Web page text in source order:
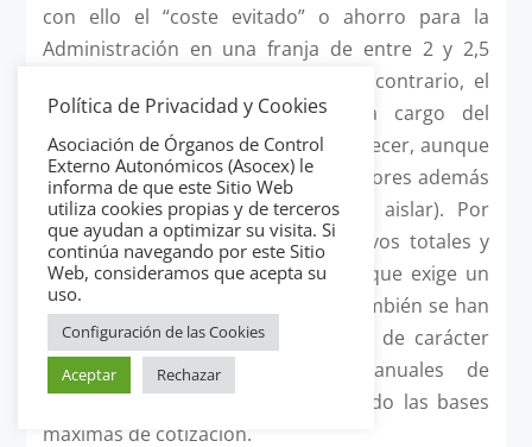
con ello el “coste evitado” o ahorro para la
Administración en una franja de entre 2 y 2,5
millones de euros anuales. Por el contrario, el
coste de los seguros sociales a cargo del
empleador no ha hecho más que crecer, aunque
en este aumento influyen otros factores además
del analizado (que no es posible aislar). Por
ejemplo, han aumentado los efectivos totales y
en particular el empleo temporal (que exige un
porcentaje de cotización mayor); también se han
aplicado los aumentos retributivos de carácter
general fijados en las leyes anuales de
presupuestos y se han incrementado las bases
máximas de cotización.
Política de Privacidad y Cookies
Asociación de Órganos de Control
Externo Autonómicos (Asocex) le
informa de que este Sitio Web
utiliza cookies propias y de terceros
que ayudan a optimizar su visita. Si
continúa navegando por este Sitio
Web, consideramos que acepta su
uso.
Configuración de las Cookies
Aceptar
Rechazar